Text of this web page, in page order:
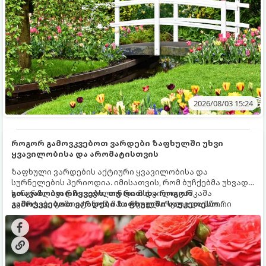
2026/08/03 15:24
როგორ გამოვკვებოთ ვარდები ზაფხულში უხვი
ყვავილობისა და არომატისთვის
ზაფხული ვარდების აქტიური ყვავილობისა და
სურნელების პერიოდია. იმისათვის, რომ ბუჩქებმა უხვად,
ხანგრძლივად იყვავილონ და მსხვილი, კაშკაშა
კვირტები გამოიტანონ, მათ რეგულარული და სწორი
გამოკვება სჭირდებათ. ზაფხულის პერიოდში მცენარის
მოთხოვნილებები იცვლება, ამიტომ მნიშვნელოვანია
ვიცოდეთ, რომელი სასუქები გამოიყენება ამ დროს.
გთავაზობთ რჩევებს, თუ რით და როგორ
გამოვკვებოთ ვარდები ზაფხულში საუკეთესო
შედეგის მისაღწევად: